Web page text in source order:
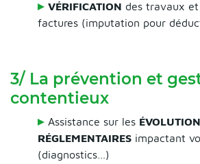
VÉRIFICATION des travaux
factures (imputation pour
3/ La prévention et
contentieux
Assistance sur les
RÉGLEMENTAIRES impactant
(diagnostics…)